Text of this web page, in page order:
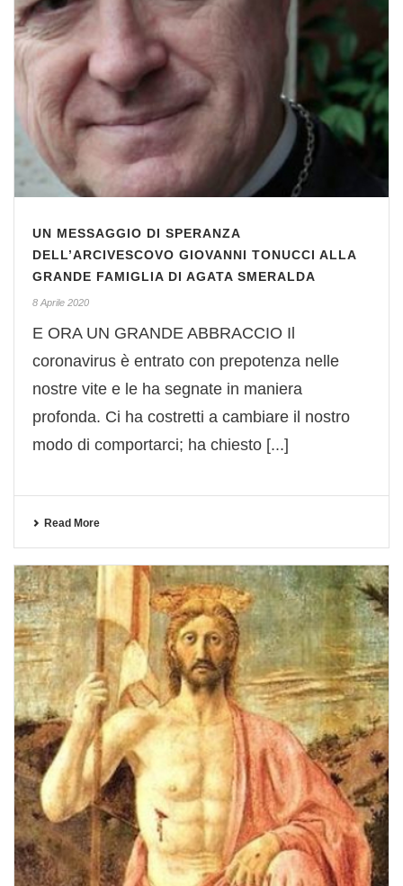
UN MESSAGGIO DI SPERANZA
DELL’ARCIVESCOVO GIOVANNI TONUCCI ALLA
GRANDE FAMIGLIA DI AGATA SMERALDA
8 Aprile 2020
E ORA UN GRANDE ABBRACCIO Il
coronavirus è entrato con prepotenza nelle
nostre vite e le ha segnate in maniera
profonda. Ci ha costretti a cambiare il nostro
modo di comportarci; ha chiesto [...]
Read More